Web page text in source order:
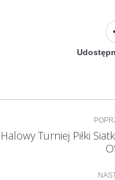
Nawigacja
wpisów
Halowy Turniej Piłki